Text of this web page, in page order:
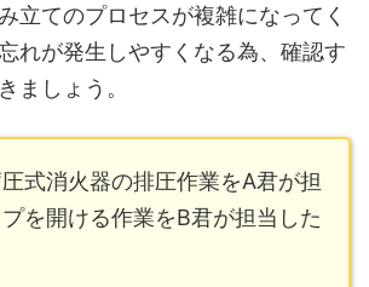
立てのプロセスが複雑になってく
れが発生しやすくなる為、確認す
ましょう。
式消火器の排圧作業をA君が担
を開ける作業をB君が担当した